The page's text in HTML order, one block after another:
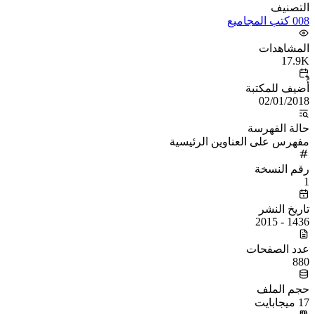
التصنيف
008 كتب المجاميع
المشاهدات
17.9K
أُضيف للمكتبة
02/01/2018
حالة الفهرسة
مفهرس على العناوين الرئيسية
رقم النسخة
1
تاريخ النشر
1436 - 2015
عدد الصفحات
880
حجم الملف
17 ميجابايت